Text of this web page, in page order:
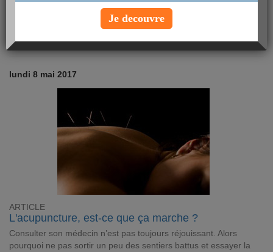
lundi 8 mai 2017
ARTICLE
L'acupuncture, est-ce que ça marche ?
Consulter son médecin n’est pas toujours réjouissant. Alors
pourquoi ne pas sortir un peu des sentiers battus et essayer la
Je decouvre